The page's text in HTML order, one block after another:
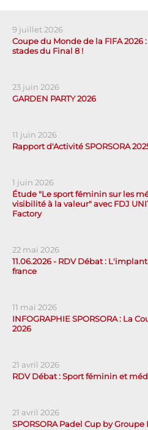
9 juillet 2026
Coupe du Monde de la FIFA 2026
stades du Final 8 !
23 juin 2026
GARDEN PARTY 2026
11 juin 2026
Rapport d'Activité SPORSORA
1 juin 2026
Étude "Le sport féminin sur les
visibilité à la valeur" avec FDJ
Factory
22 mai 2026
11.06.2026 - RDV Débat :
france
11 mai 2026
INFOGRAPHIE SPORSORA : La
2026
21 avril 2026
RDV Débat : Sport féminin et
21 avril 2026
SPORSORA Padel Cup by Groupe